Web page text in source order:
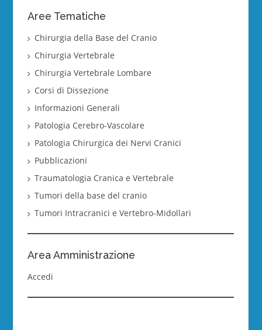
Aree Tematiche
Chirurgia della Base del Cranio
Chirurgia Vertebrale
Chirurgia Vertebrale Lombare
Corsi di Dissezione
Informazioni Generali
Patologia Cerebro-Vascolare
Patologia Chirurgica dei Nervi Cranici
Pubblicazioni
Traumatologia Cranica e Vertebrale
Tumori della base del cranio
Tumori Intracranici e Vertebro-Midollari
Area Amministrazione
Accedi